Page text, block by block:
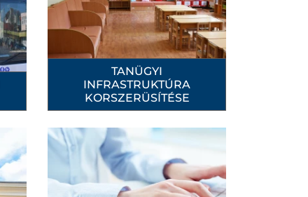
TANÜGYI
INFRASTRUKTÚRA
KORSZERÜSÍTÉSE